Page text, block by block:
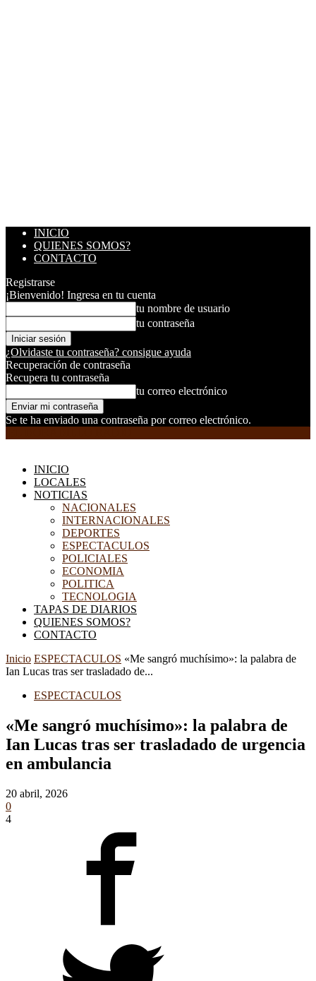
INICIO
QUIENES SOMOS?
CONTACTO
Registrarse
¡Bienvenido! Ingresa en tu cuenta
tu nombre de usuario
tu contraseña
¿Olvidaste tu contraseña? consigue ayuda
Recuperación de contraseña
Recupera tu contraseña
tu correo electrónico
Se te ha enviado una contraseña por correo electrónico.
INICIO
LOCALES
NOTICIAS
NACIONALES
INTERNACIONALES
DEPORTES
ESPECTACULOS
POLICIALES
ECONOMIA
POLITICA
TECNOLOGIA
TAPAS DE DIARIOS
QUIENES SOMOS?
CONTACTO
Inicio ESPECTACULOS «Me sangró muchísimo»: la palabra de
Ian Lucas tras ser trasladado de...
ESPECTACULOS
«Me sangró muchísimo»: la palabra de
Ian Lucas tras ser trasladado de urgencia
en ambulancia
20 abril, 2026
0
4